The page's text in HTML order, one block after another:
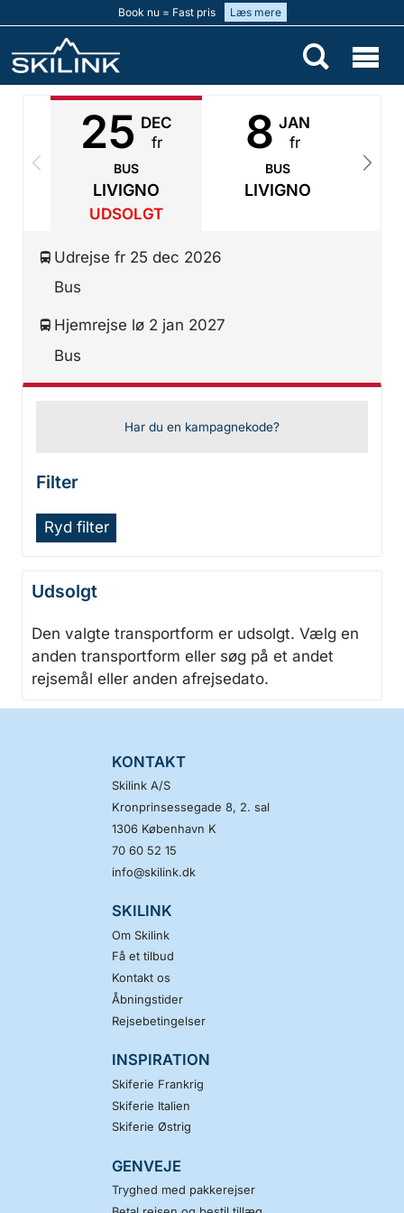
Book nu = Fast pris Læs mere
25 DEC
fr
BUS
LIVIGNO
UDSOLGT
8 JAN
fr
BUS
LIVIGNO
Udrejse fr 25 dec 2026
Bus
Hjemrejse lø 2 jan 2027
Bus
Har du en kampagnekode?
Filter
Ryd filter
Udsolgt
Den valgte transportform er udsolgt. Vælg en
anden transportform eller søg på et andet
rejsemål eller anden afrejsedato.
KONTAKT
Skilink A/S
Kronprinsessegade 8, 2. sal
1306 København K
70 60 52 15
info@skilink.dk
SKILINK
Om Skilink
Få et tilbud
Kontakt os
Åbningstider
Rejsebetingelser
INSPIRATION
Skiferie Frankrig
Skiferie Italien
Skiferie Østrig
GENVEJE
Tryghed med pakkerejser